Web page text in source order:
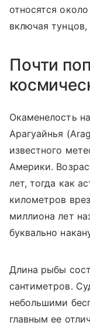
относятся
включая
Почти
Окаменелость
Арагуайнья (
известного
Америки.
лет, тогда как
километров
миллиона лет
буквально
Длина рыбы
сантиметров.
небольшими
главным ее